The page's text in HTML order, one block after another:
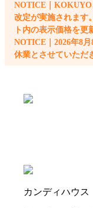
NOTICE｜KOKUYO
改定が実施されます
ト内の表示価格を更
NOTICE｜2026年8
休業とさせていただ
カンディハウス